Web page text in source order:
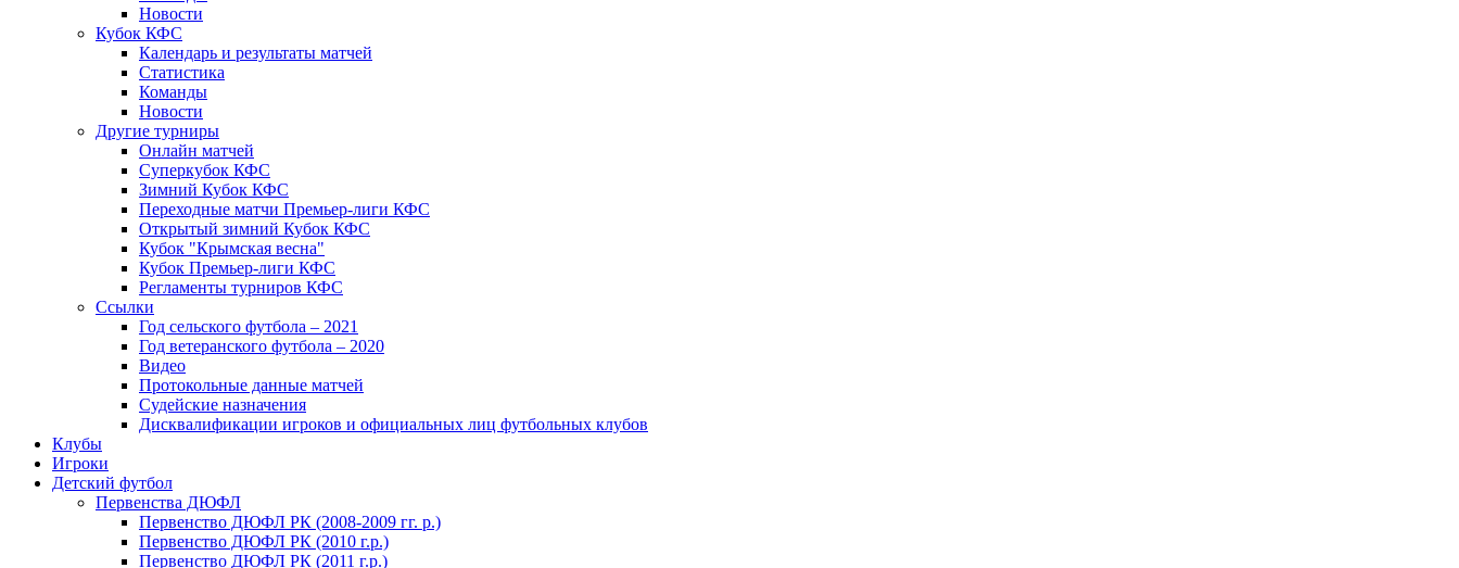
Новости
Кубок КФС
Календарь и результаты матчей
Статистика
Команды
Новости
Другие турниры
Онлайн матчей
Суперкубок КФС
Зимний Кубок КФС
Переходные матчи Премьер-лиги КФС
Открытый зимний Кубок КФС
Кубок "Крымская весна"
Кубок Премьер-лиги КФС
Регламенты турниров КФС
Ссылки
Год сельского футбола – 2021
Год ветеранского футбола – 2020
Видео
Протокольные данные матчей
Судейские назначения
Дисквалификации игроков и официальных лиц футбольных клубов
Клубы
Игроки
Детский футбол
Первенства ДЮФЛ
Первенство ДЮФЛ РК (2008-2009 гг. р.)
Первенство ДЮФЛ РК (2010 г.р.)
Первенство ДЮФЛ РК (2011 г.р.)